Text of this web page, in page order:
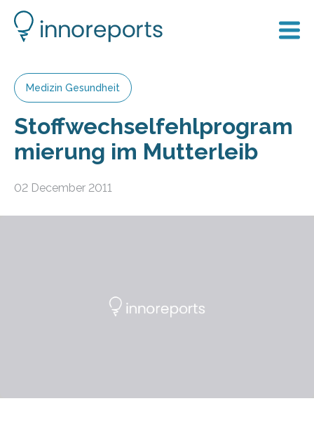
Medizin Gesundheit
Stoffwechselfehlprogram
mierung im Mutterleib
02 December 2011